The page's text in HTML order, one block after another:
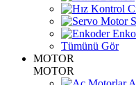
Tümünü Gör
MOTOR
MOTOR